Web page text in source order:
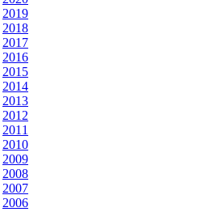
2019
2018
2017
2016
2015
2014
2013
2012
2011
2010
2009
2008
2007
2006